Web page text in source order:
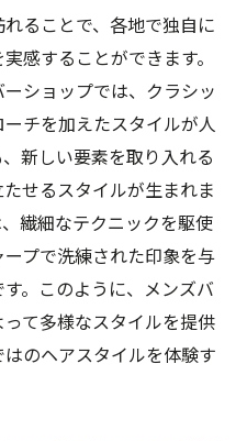
わうリラックスとリフ
ーバー体験とスタイル
バーで得るスタイルの
えてくれる文化と美容
会話から感じる異国の
バー体験が生む新たな
ることで、各地で独自に
感することができます。
ショップでは、クラシッ
チを加えたスタイルが人
新しい要素を取り入れる
せるスタイルが生まれま
繊細なテクニックを駆使
プで洗練された印象を与
。このように、メンズバ
て多様なスタイルを提供
のヘアスタイルを体験す